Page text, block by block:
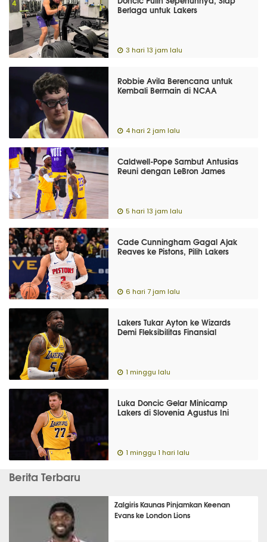
Berlaga untuk Lakers
3 hari 13 jam lalu
Robbie Avila Berencana untuk
Kembali Bermain di NCAA
4 hari 2 jam lalu
Caldwell-Pope Sambut Antusias
Reuni dengan LeBron James
5 hari 13 jam lalu
Cade Cunningham Gagal Ajak
Reaves ke Pistons, Pilih Lakers
6 hari 7 jam lalu
Lakers Tukar Ayton ke Wizards
Demi Fleksibilitas Finansial
1 minggu lalu
Luka Doncic Gelar Minicamp
Lakers di Slovenia Agustus Ini
1 minggu 1 hari lalu
Berita Terbaru
Zalgiris Kaunas Pinjamkan Keenan
Evans ke London Lions